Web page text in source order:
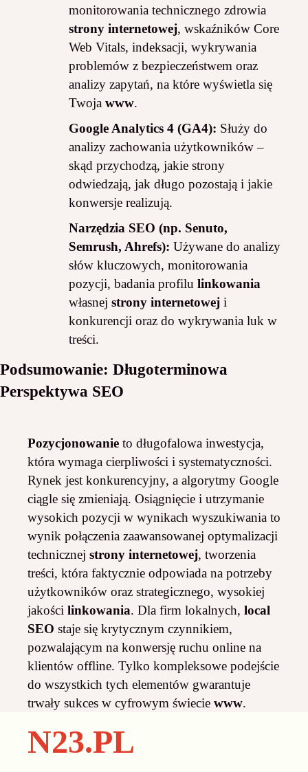
monitorowania technicznego zdrowia
strony internetowej, wskaźników Core
Web Vitals, indeksacji, wykrywania
problemów z bezpieczeństwem oraz
analizy zapytań, na które wyświetla się
Twoja www.
Google Analytics 4 (GA4): Służy do
analizy zachowania użytkowników –
skąd przychodzą, jakie strony
odwiedzają, jak długo pozostają i jakie
konwersje realizują.
Narzędzia SEO (np. Senuto,
Semrush, Ahrefs): Używane do analizy
słów kluczowych, monitorowania
pozycji, badania profilu linkowania
własnej strony internetowej i
konkurencji oraz do wykrywania luk w
treści.
Podsumowanie: Długoterminowa
Perspektywa SEO
Pozycjonowanie to długofalowa inwestycja,
która wymaga cierpliwości i systematyczności.
Rynek jest konkurencyjny, a algorytmy Google
ciągle się zmieniają. Osiągnięcie i utrzymanie
wysokich pozycji w wynikach wyszukiwania to
wynik połączenia zaawansowanej optymalizacji
technicznej strony internetowej, tworzenia
treści, która faktycznie odpowiada na potrzeby
użytkowników oraz strategicznego, wysokiej
jakości linkowania. Dla firm lokalnych, local
SEO staje się krytycznym czynnikiem,
pozwalającym na konwersję ruchu online na
klientów offline. Tylko kompleksowe podejście
do wszystkich tych elementów gwarantuje
trwały sukces w cyfrowym świecie www.
N23.PL